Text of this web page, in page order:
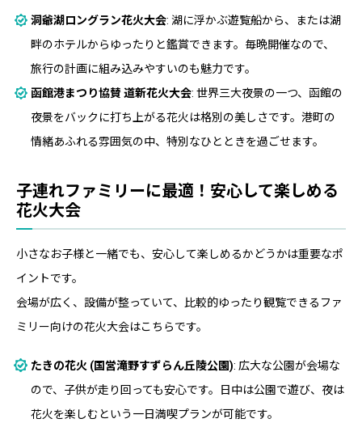
洞爺湖ロングラン花火大会: 湖に浮かぶ遊覧船から、または湖
畔のホテルからゆったりと鑑賞できます。毎晩開催なので、
旅行の計画に組み込みやすいのも魅力です。
函館港まつり協賛 道新花火大会: 世界三大夜景の一つ、函館の
夜景をバックに打ち上がる花火は格別の美しさです。港町の
情緒あふれる雰囲気の中、特別なひとときを過ごせます。
子連れファミリーに最適！安心して楽しめる
花火大会
小さなお子様と一緒でも、安心して楽しめるかどうかは重要なポ
イントです。
会場が広く、設備が整っていて、比較的ゆったり観覧できるファ
ミリー向けの花火大会はこちらです。
たきの花火 (国営滝野すずらん丘陵公園): 広大な公園が会場な
ので、子供が走り回っても安心です。日中は公園で遊び、夜は
花火を楽しむという一日満喫プランが可能です。